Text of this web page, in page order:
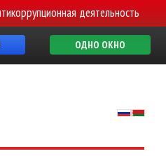
деятельность
ОДНО ОКНО